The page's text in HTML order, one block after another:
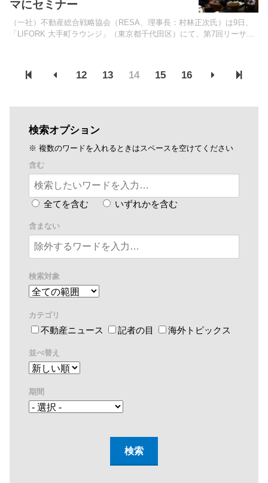
マにセミナー
（一社）不動産総合戦略協会（RESA、理事長：村林正次氏）は9日、
「LIFORK 大手町ラウンジ」（東京都千代田区）にて、第7回リーサ・
12 13 14 15 16
検索オプション
※ 複数のワードを入れるときはスペースを空けてください
含む
全てを含む いずれかを含む
含まない
検索対象
カテゴリ
不動産ニュース 記者の目 海外トピックス
並べ替え
期間